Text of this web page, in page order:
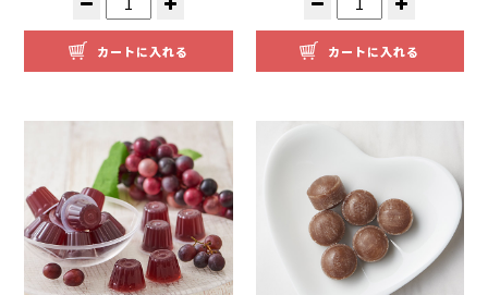
カートに入れる カートに入れる